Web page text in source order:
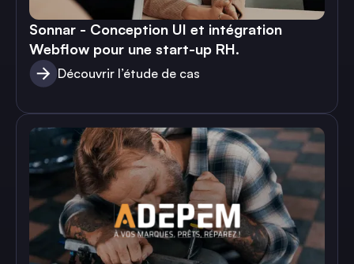
Sonnar - Conception UI et intégration
Webflow pour une start-up RH.
Découvrir l’étude de cas